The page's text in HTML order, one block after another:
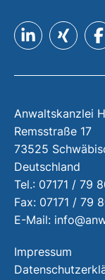
Anwaltskanzlei
Remsstraße 17
73525
Deutschland
Tel.: 07171 / 79
Fax: 07171 / 79
E-Mail:
Impressum